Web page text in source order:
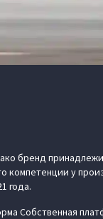
бренд
компетенции у
года.
Cобственная